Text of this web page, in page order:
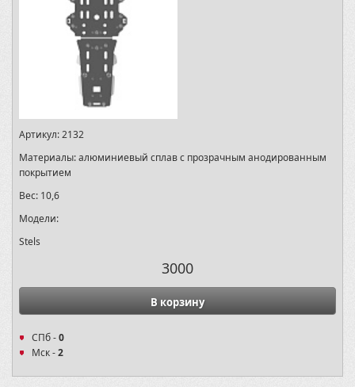
Артикул:2132
Материалы:алюминиевый сплав с прозрачным анодированным
покрытием
Вес: 10,6
Модели:
Stels
3000
В корзину
СПб -0
Мск -2